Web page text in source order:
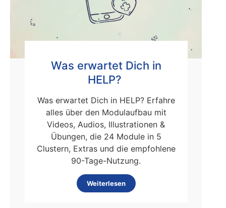
Was erwartet Dich in
HELP?
Was erwartet Dich in HELP? Erfahre
alles über den Modulaufbau mit
Videos, Audios, Illustrationen &
Übungen, die 24 Module in 5
Clustern, Extras und die empfohlene
90-Tage-Nutzung.
Weiterlesen